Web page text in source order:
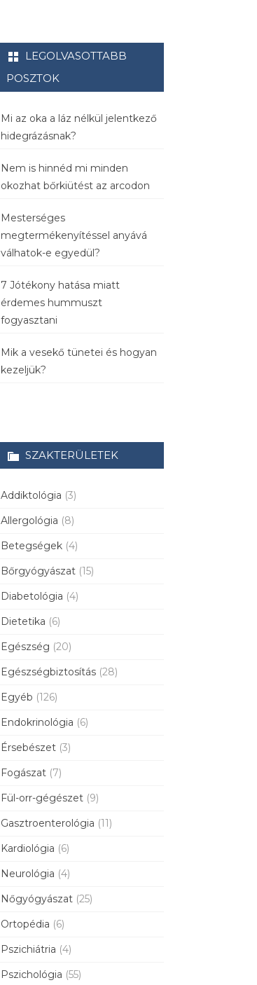
LEGOLVASOTTABB
POSZTOK
Mi az oka a láz nélkül jelentkező
hidegrázásnak?
Nem is hinnéd mi minden
okozhat bőrkiütést az arcodon
Mesterséges
megtermékenyítéssel anyává
válhatok-e egyedül?
7 Jótékony hatása miatt
érdemes hummuszt
fogyasztani
Mik a vesekő tünetei és hogyan
kezeljük?
SZAKTERÜLETEK
Addiktológia (3)
Allergológia (8)
Betegségek (4)
Bőrgyógyászat (15)
Diabetológia (4)
Dietetika (6)
Egészség (20)
Egészségbiztosítás (28)
Egyéb (126)
Endokrinológia (6)
Érsebészet (3)
Fogászat (7)
Fül-orr-gégészet (9)
Gasztroenterológia (11)
Kardiológia (6)
Neurológia (4)
Nőgyógyászat (25)
Ortopédia (6)
Pszichiátria (4)
Pszichológia (55)